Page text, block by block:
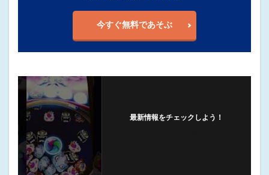
今すぐ無料であそぶ
最新情報をチェックしよう！